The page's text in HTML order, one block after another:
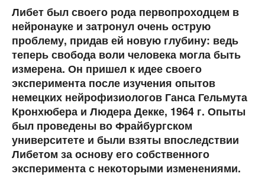
Либет был своего рода первопроходцем в
нейронауке и затронул очень острую
проблему, придав ей новую глубину: ведь
теперь свобода воли человека могла быть
измерена. Он пришел к идее своего
эксперимента после изучения опытов
немецких нейрофизиологов Ганса Гельмута
Кронхюбера и Людера Декке, 1964 г. Опыты
был проведены во Фрайбургском
университете и были взяты впоследствии
Либетом за основу его собственного
эксперимента с некоторыми изменениями.